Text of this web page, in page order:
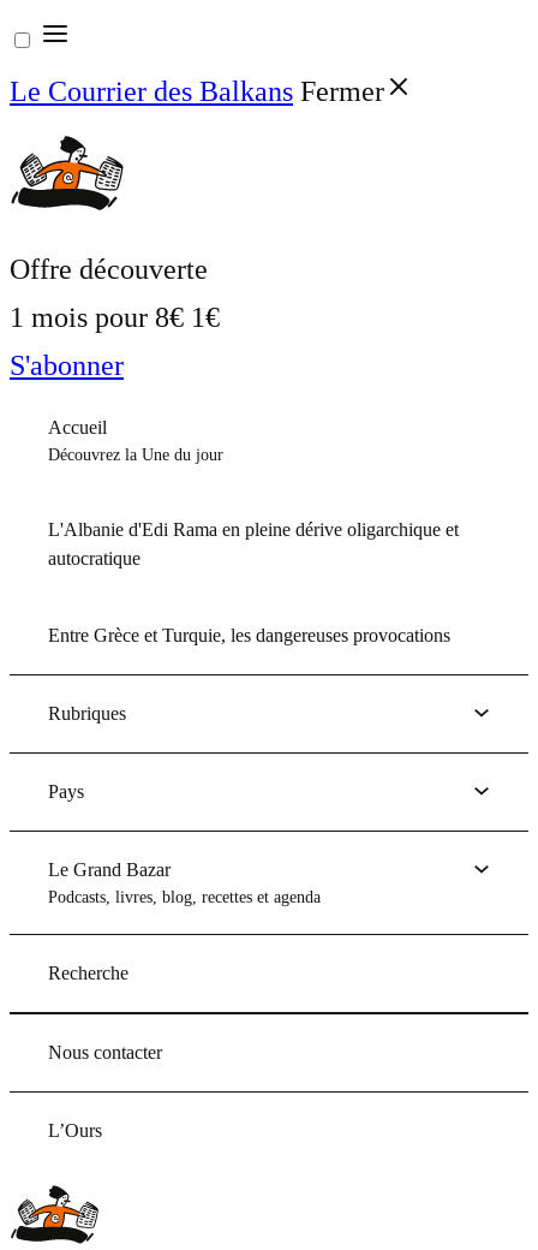
Aller
au
contenu
Le Courrier des Balkans Fermer
Offre découverte
1 mois pour 8€ 1€
S'abonner
Accueil
Découvrez la Une du jour
L'Albanie d'Edi Rama en pleine dérive oligarchique et
autocratique
Entre Grèce et Turquie, les dangereuses provocations
Rubriques
Pays
Le Grand Bazar
Podcasts, livres, blog, recettes et agenda
Recherche
Nous contacter
L’Ours